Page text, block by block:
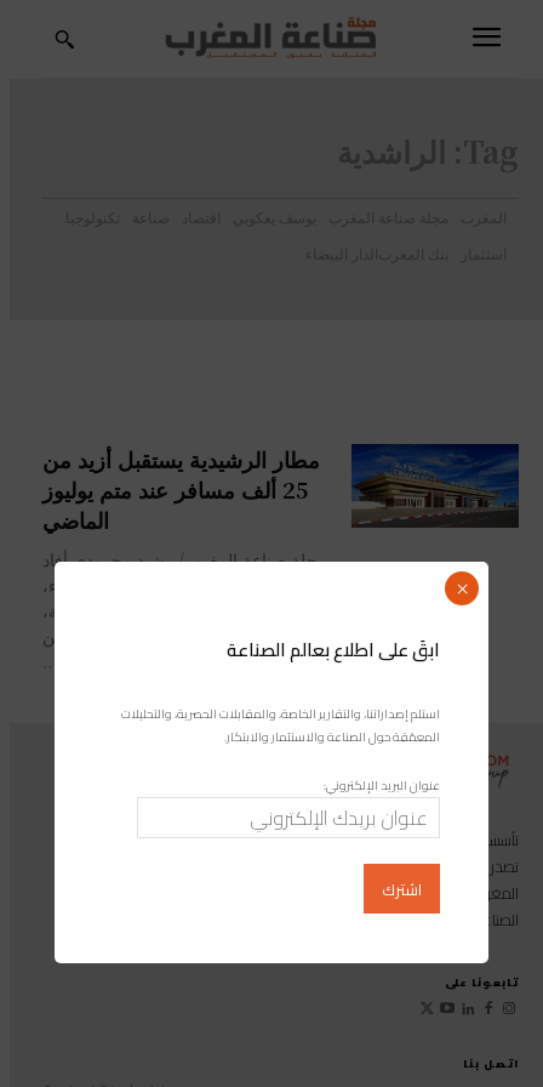
Tag: الراشدية
المغرب مجلة صناعة المغرب يوسف يعكوبي اقتصاد صناعة
تكنولوجيا
استثمار
بنك المغرب الدار البيضاء
مطار الرشيدية يستقبل أزيد من
25 ألف مسافر عند متم يوليوز
الماضي
مجلة صناعة المغرب/ رشيد محمودي أفاد
المكتب الوطني للمطارات، اليوم الثلاثاء،
أن مطار مولاي علي الشريف بالرشيدية،
استقبل خلال السبعة أشهر الأولى من
السنة الجارية،...
اتصل بنا
تأسست مجموعة إندوستريكوم عام 2013، وهي مجموعة إعلامية متخصصة
تصدر المجلة الرائدة المخصصة للصناعة والاستثمار والابتكار: مجلة «صناعة
المغرب»، بالإضافة إلى أول منصة رقمية موجهة لخدمة المهنيين في القطاع
الصناعي.
تابعونا على
ابقَ على اطلاع بعالم الصناعة
استلم إصداراتنا، والتقارير الخاصة، والمقابلات الحصرية، والتحليلات
المعمّقة حول الصناعة والاستثمار والابتكار.
عنوان البريد الإلكتروني:
×